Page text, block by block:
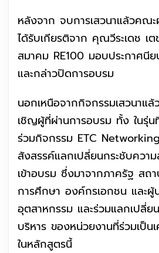
หลังจาก จบการเสวนาแล้วคณ
ได้รับเกียรติจาก คุณวีระเดช เ
สมาคม RE100 มอบประกาศนี
และกล่าวปิดการอบรม
นอกเหนือจากกิจกรรมเสวนาแ
เชิญผู้ที่ผ่านการอบรม ทั้ง ในรุ่น
ร่วมกิจกรรม ETC
สังสรรค์แลกเปลี่ยนกระชับควา
เข้าอบรม ซึ่งมาจากภาครัฐ สถ
การศึกษา องค์กรเอกชน และผู้
อุตสาหกรรม และร่วมแลกเปลี่ย
บริหาร ของหน่วยงานที่ร่วมเป็น
ในหลักสูตรนี้